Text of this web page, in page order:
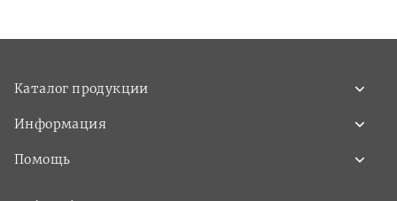
Каталог продукции
Информация
Помощь